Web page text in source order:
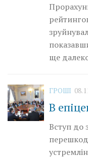
ще
ГРОШІ
В
Вступ до